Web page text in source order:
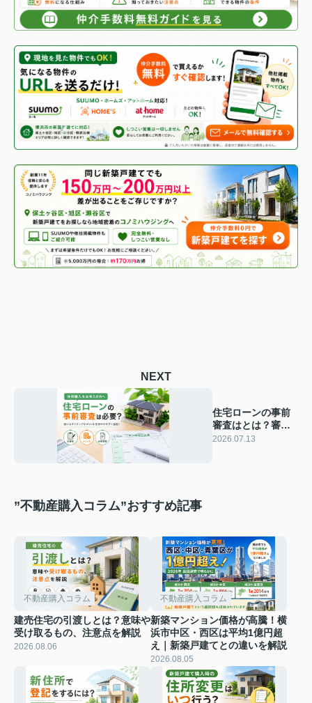
NEXT
住宅ローンの事前
審査はとは？審査
するタイミングや
2026.07.13
”不動産購入コラム”おすすめ記事
不動産購入コラム
建売住宅の引渡しとは？意味や
受け取るもの、注意点を解説
2026.08.06
不動産購入コラム
新築マンション価格が高騰！横
浜市中区・西区は平均1億円超
え｜新築戸建てとの違いを解説
2026.08.05